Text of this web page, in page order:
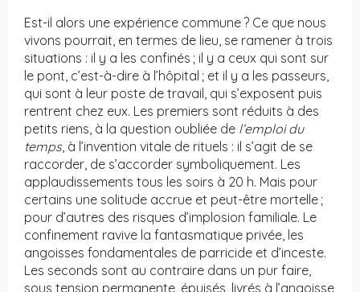
Est-il alors une expérience commune ? Ce que nous
vivons pourrait, en termes de lieu, se ramener à trois
situations : il y a les confinés ; il y a ceux qui sont sur
le pont, c’est-à-dire à l’hôpital ; et il y a les passeurs,
qui sont à leur poste de travail, qui s’exposent puis
rentrent chez eux. Les premiers sont réduits à des
petits riens, à la question oubliée de l’emploi du
temps, à l’invention vitale de rituels : il s’agit de se
raccorder, de s’accorder symboliquement. Les
applaudissements tous les soirs à 20 h. Mais pour
certains une solitude accrue et peut-être mortelle ;
pour d’autres des risques d’implosion familiale. Le
confinement ravive la fantasmatique privée, les
angoisses fondamentales de parricide et d’inceste.
Les seconds sont au contraire dans un pur faire,
sous tension permanente, épuisés, livrés à l’angoisse